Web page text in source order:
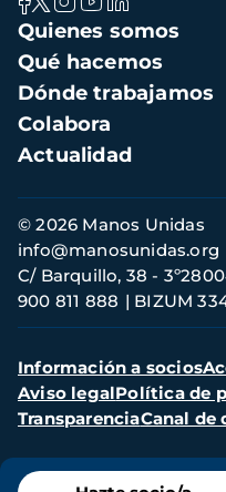
Menú
Navegación
principal
Quienes somos
Qué hacemos
Dónde trabajamos
Colabora
Actualidad
Información
de
contacto
© 2026 Manos Unidas
C/ Barquillo, 38 -
900 811 888
BIZUM
info@manosunidas.org
Menú
secundario
Información a socios
Aviso legalPolítica de
TransparenciaCanal de